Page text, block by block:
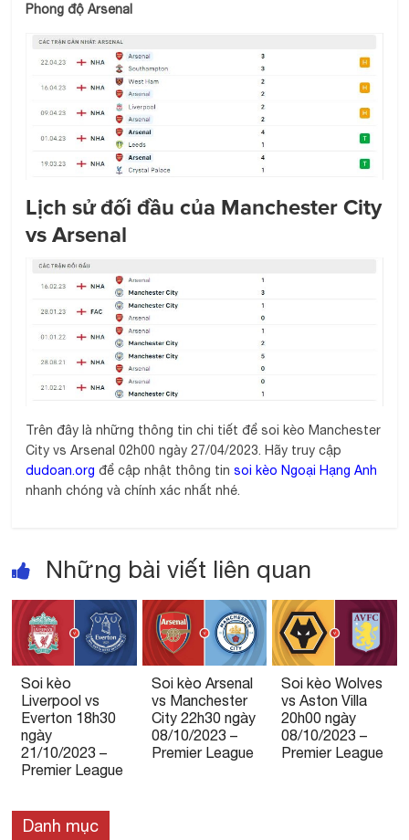
Phong độ Arsenal
Lịch sử đối đầu của Manchester City
vs Arsenal
Trên đây là những thông tin chi tiết để soi kèo Manchester
City vs Arsenal 02h00 ngày 27/04/2023. Hãy truy cập
dudoan.org để cập nhật thông tinsoi kèo Ngoại Hạng Anh
nhanh chóng và chính xác nhất nhé.
Những bài viết liên quan
Soi kèo
Liverpool vs
Everton 18h30
ngày
21/10/2023 –
Premier League
Soi kèo Arsenal
vs Manchester
City 22h30 ngày
08/10/2023 –
Premier League
Soi kèo Wolves
vs Aston Villa
20h00 ngày
08/10/2023 –
Premier League
Danh mục